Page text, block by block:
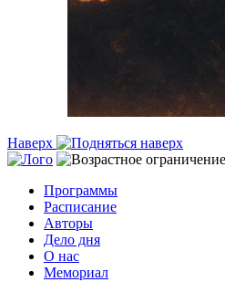
Наверх
Программы
Расписание
Авторы
Дело дня
О нас
Мемориал